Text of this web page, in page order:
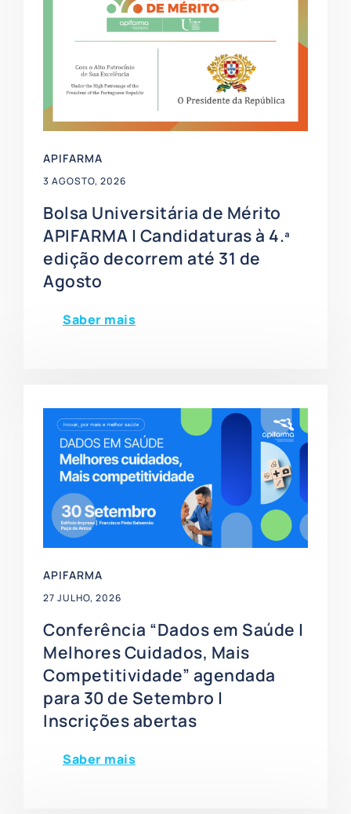
APIFARMA
3 AGOSTO, 2026
Bolsa Universitária de Mérito
APIFARMA | Candidaturas à 4.ª
edição decorrem até 31 de
Agosto
Saber mais
APIFARMA
27 JULHO, 2026
Conferência “Dados em Saúde |
Melhores Cuidados, Mais
Competitividade” agendada
para 30 de Setembro |
Inscrições abertas
Saber mais